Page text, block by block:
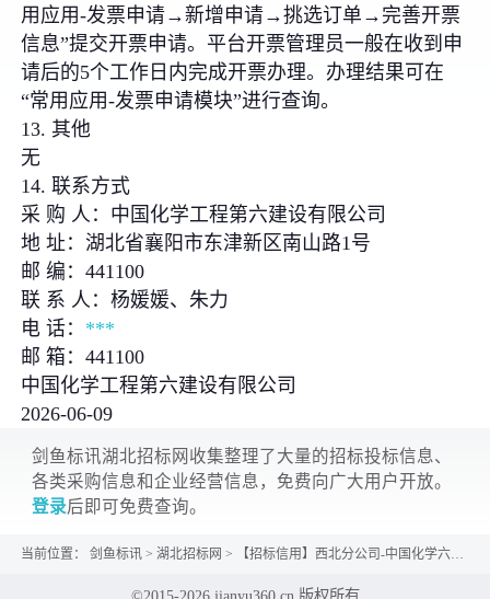
用应用-发票申请→新增申请→挑选订单→完善开票
信息”提交开票申请。平台开票管理员一般在收到申
请后的5个工作日内完成开票办理。办理结果可在
“常用应用-发票申请模块”进行查询。
13. 其他
无
14. 联系方式
采 购 人：中国化学工程第六建设有限公司
地 址：湖北省襄阳市东津新区南山路1号
邮 编：441100
联 系 人：杨媛媛、朱力
电 话： ***
邮 箱：441100
中国化学工程第六建设有限公司
2026-06-09
剑鱼标讯湖北招标网收集整理了大量的招标投标信息、
各类采购信息和企业经营信息，免费向广大用户开放。
登录后即可免费查询。
当前位置： 剑鱼标讯 > 湖北招标网 > 【招标信用】西北分公司-中国化学六化建-西北分公司-阿曼中科负极项目-主材-钢结构高强螺栓采...